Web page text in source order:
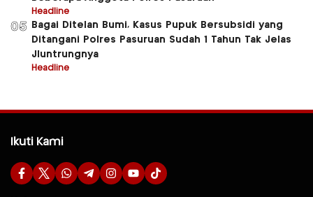
Headline
05
Bagai Ditelan Bumi, Kasus Pupuk Bersubsidi yang
Ditangani Polres Pasuruan Sudah 1 Tahun Tak Jelas
Jluntrungnya
Headline
Ikuti Kami